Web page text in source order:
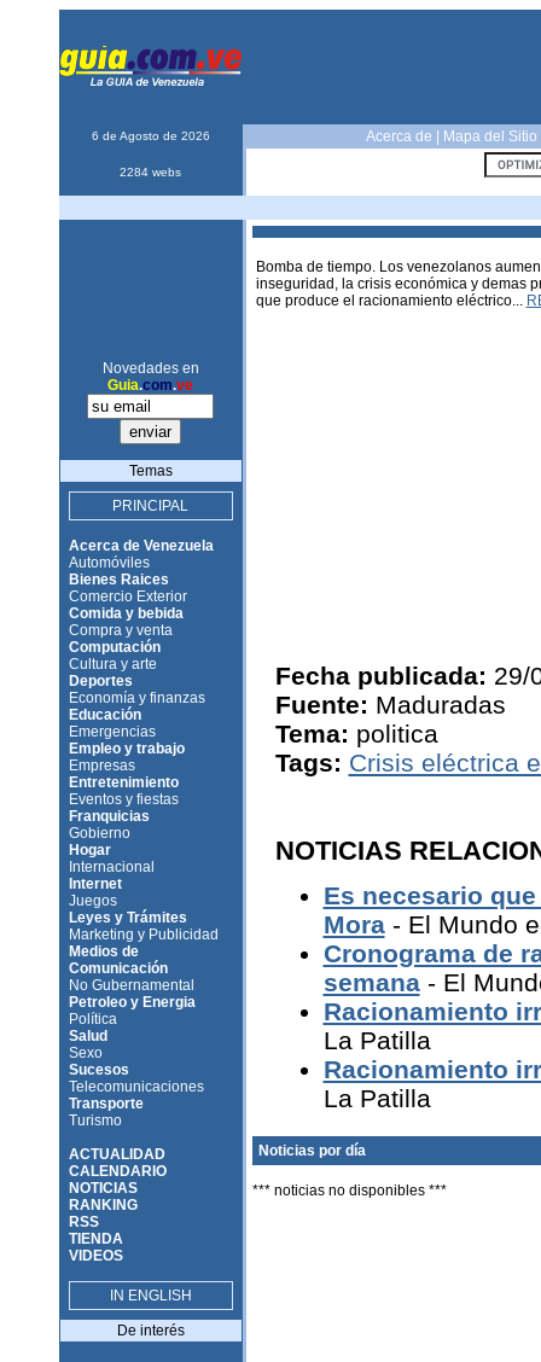
6 de Agosto de 2026 Acerca de Mapa del Sitio
2284 webs
Novedades en
Guia.com.ve
Temas
PRINCIPAL
Acerca de Venezuela
Automóviles
Bienes Raices
Comercio Exterior
Comida y bebida
Compra y venta
Computación
Cultura y arte
Deportes
Economía y finanzas
Educación
Emergencias
Empleo y trabajo
Empresas
Entretenimiento
Eventos y fiestas
Franquicias
Gobierno
Hogar
Internacional
Internet
Juegos
Leyes y Trámites
Marketing y Publicidad
Medios de
Comunicación
No Gubernamental
Petroleo y Energia
Política
Salud
Sexo
Sucesos
Telecomunicaciones
Transporte
Turismo
ACTUALIDAD
CALENDARIO
NOTICIAS
RANKING
RSS
TIENDA
VIDEOS
IN ENGLISH
De interés
Bomba de tiempo. Los venezolanos
inseguridad, la crisis económica y demas
que produce el racionamiento eléctrico...
Fecha publicada: 29/
Fuente: Maduradas
Tema: politica
Tags: Crisis eléctrica
NOTICIAS
Es necesario
Mora- El Mundo
Cronograma de
semana- El
Racionamiento
La Patilla
Racionamiento
La Patilla
Noticias por día
*** noticias no disponibles ***